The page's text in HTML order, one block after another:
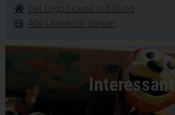
Het Lego House in Billund
Alle Universal-parken
Interessant